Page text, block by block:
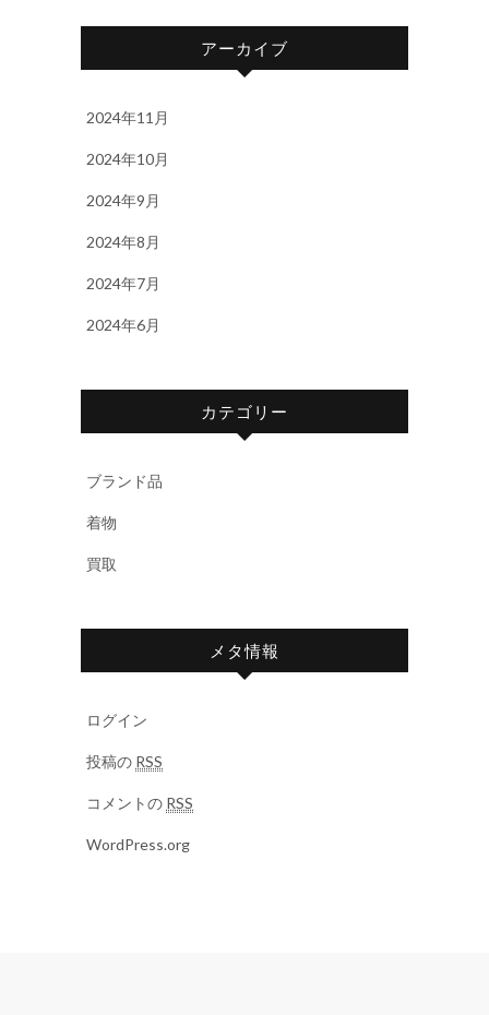
アーカイブ
2024年11月
2024年10月
2024年9月
2024年8月
2024年7月
2024年6月
カテゴリー
ブランド品
着物
買取
メタ情報
ログイン
投稿の RSS
コメントの RSS
WordPress.org